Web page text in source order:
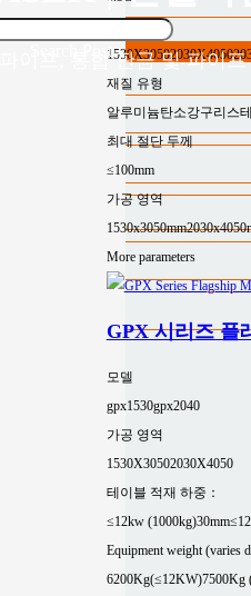
가공 영역
1530X30502030X4050
재질 유형
알루미늄탄소강구리스
최대 절단 두께
≤100mm
가공 영역
1530x3050mm
More parameters
GPX 시리즈 플
모델
gpx1530gpx2040
가공 영역
1530X30502030X4050
테이블 적재 하중：
≤12kw (1000kg)30mm
Equipment weight (varies
6200Kg(≤12KW)7500Kg
Search Post
파이프, 통합 판금 및 파이